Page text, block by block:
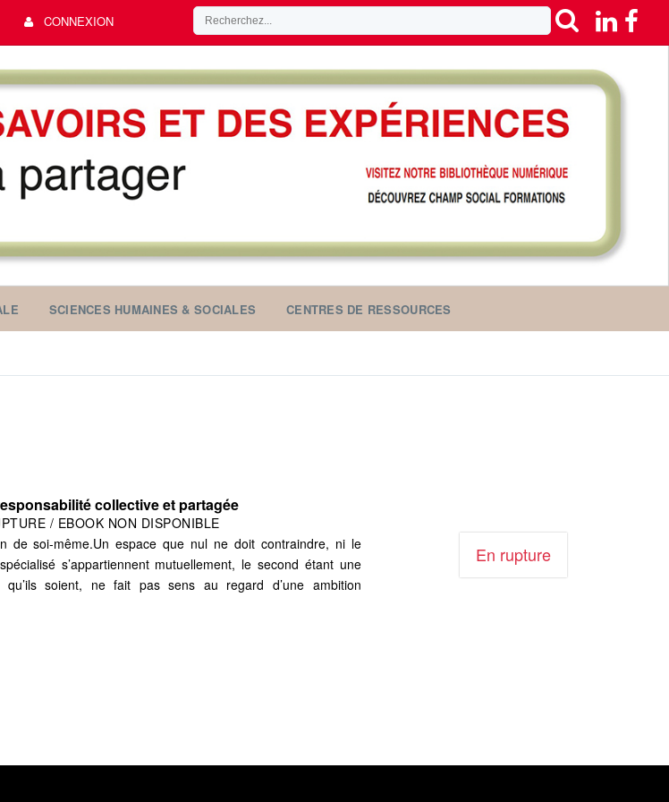
CONNEXION
SCIENCES HUMAINES & SOCIALES CENTRES DE RESSOURCES
collective et partagée
/ EBOOK NON DISPONIBLE
de soi-même.Un espace que nul ne doit contraindre, ni le
s’appartiennent mutuellement, le second étant une
soient, ne fait pas sens au regard d’une ambition
En rupture